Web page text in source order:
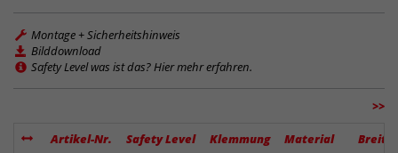
Montage + Sicherheitshinweis
Bilddownload
Safety Level was ist das? Hier mehr erfahren.
>>
Artikel-Nr. Safety Level Klemmung Material
Breite